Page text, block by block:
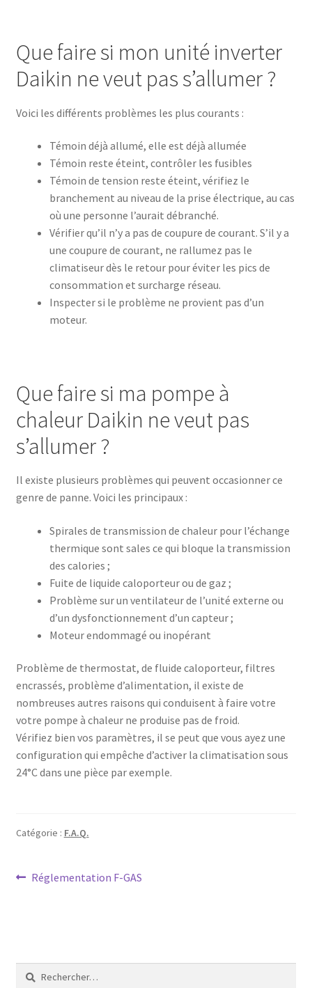
Que faire si mon unité inverter
Daikin ne veut pas s’allumer ?
Voici les différents problèmes les plus courants :
Témoin déjà allumé, elle est déjà allumée
Témoin reste éteint, contrôler les fusibles
Témoin de tension reste éteint, vérifiez le
branchement au niveau de la prise électrique, au cas
où une personne l’aurait débranché.
Vérifier qu’il n’y a pas de coupure de courant. S’il y a
une coupure de courant, ne rallumez pas le
climatiseur dès le retour pour éviter les pics de
consommation et surcharge réseau.
Inspecter si le problème ne provient pas d’un
moteur.
Que faire si ma pompe à
chaleur Daikin ne veut pas
s’allumer ?
Il existe plusieurs problèmes qui peuvent occasionner ce
genre de panne. Voici les principaux :
Spirales de transmission de chaleur pour l’échange
thermique sont sales ce qui bloque la transmission
des calories ;
Fuite de liquide caloporteur ou de gaz ;
Problème sur un ventilateur de l’unité externe ou
d’un dysfonctionnement d’un capteur ;
Moteur endommagé ou inopérant
Problème de thermostat, de fluide caloporteur, filtres
encrassés, problème d’alimentation, il existe de
nombreuses autres raisons qui conduisent à faire votre
votre pompe à chaleur ne produise pas de froid.
Vérifiez bien vos paramètres, il se peut que vous ayez une
configuration qui empêche d’activer la climatisation sous
24°C dans une pièce par exemple.
Catégorie : F.A.Q.
Navigation
Article
Réglementation F-GAS
Rechercher :